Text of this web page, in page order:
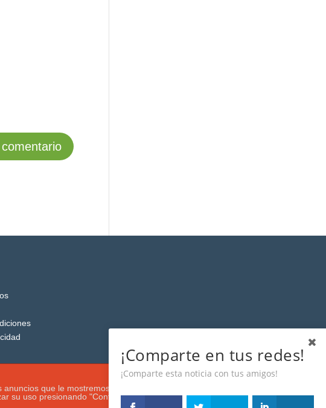
que le mostremos de acuerdo con su navegación e intereses, buscando
su uso presionando "Configuración". Más información en nuestraPolítica de
¡Comparte en tus redes!
¡Comparte esta noticia con tus amigos!